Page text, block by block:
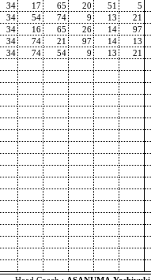
34 17 65 20 51 5
34 54 74 9 13 21
34 16 65 26 14 97
34 74 21 97 14 13
34 74 54 9 13 21